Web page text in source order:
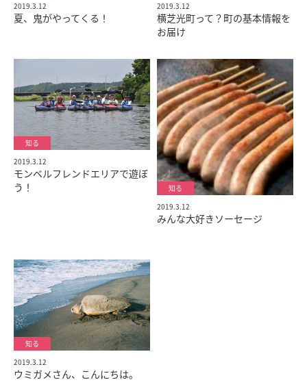
2019.3.12
夏、鬼がやってくる！
2019.3.12
横芝光町って？町の基本情報を
お届け
2019.3.12
モンベルフレンドエリアで遊ぼ
う！
2019.3.12
みんな大好きソーセージ
2019.3.12
ウミガメさん、こんにちは。